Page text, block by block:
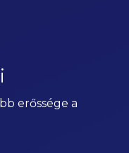
erőssége a